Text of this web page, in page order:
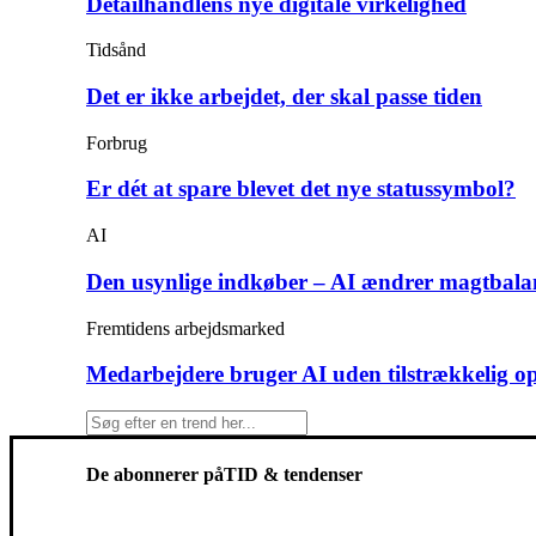
Tidsånd
Det er ikke arbejdet, der skal passe tiden
Forbrug
Er dét at spare blevet det nye statussymbol?
AI
Den usynlige indkøber – AI ændrer
Fremtidens arbejdsmarked
Medarbejdere bruger AI uden tilstrækkelig
De abonnerer påTID & tendenser